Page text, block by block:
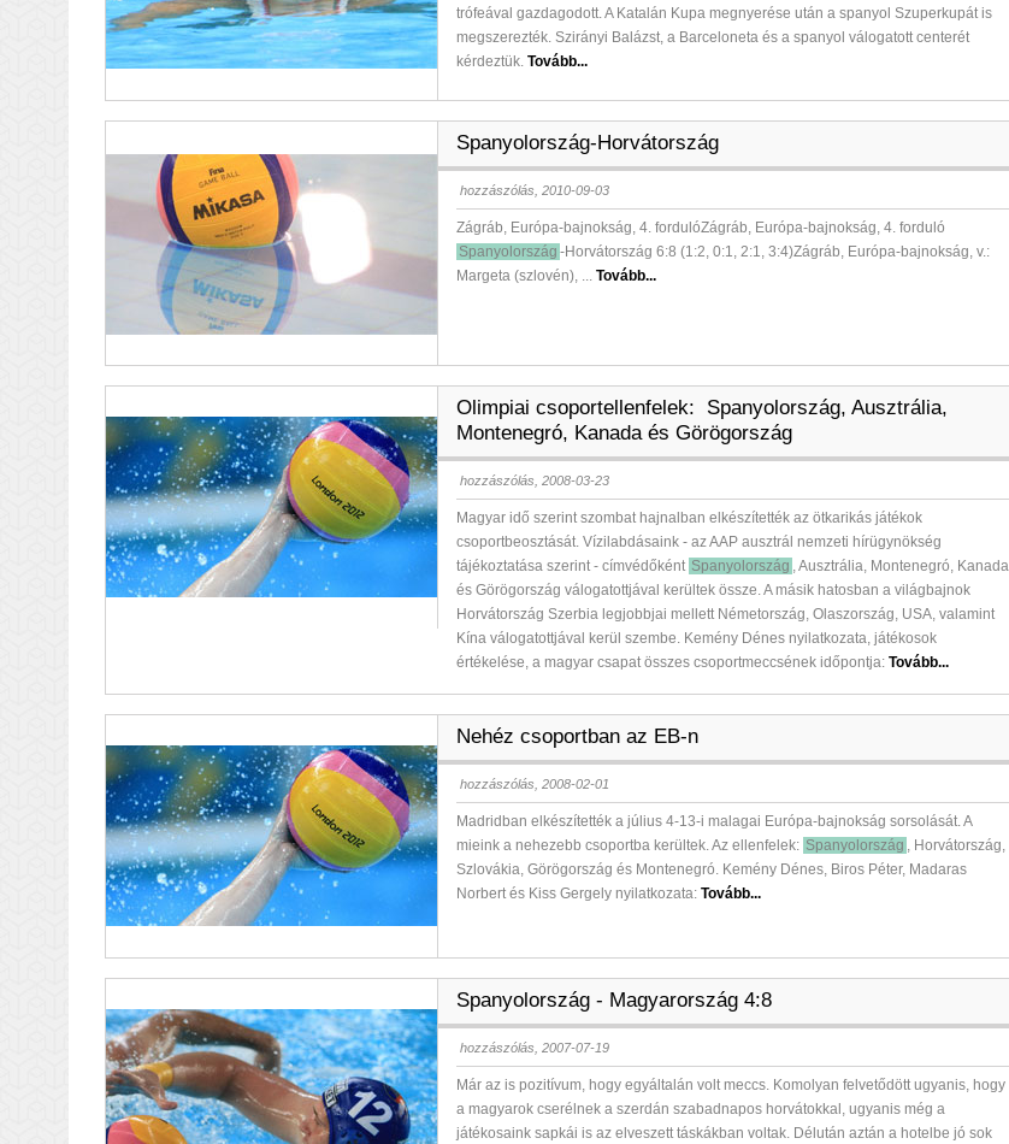
trófeával gazdagodott. A Katalán Kupa megnyerése után a spanyol Szuperkupát is
megszerezték. Szirányi Balázst, a Barceloneta és a spanyol válogatott centerét
kérdeztük.Tovább...
Spanyolország-Horvátország
hozzászólás, 2010-09-03
Zágráb, Európa-bajnokság, 4. fordulóZágráb, Európa-bajnokság, 4. forduló
Spanyolország -Horvátország 6:8 (1:2, 0:1, 2:1, 3:4)Zágráb, Európa-bajnokság, v.:
Margeta (szlovén), ...Tovább...
Olimpiai csoportellenfelek: Spanyolország, Ausztrália,
Montenegró, Kanada és Görögország
hozzászólás, 2008-03-23
Magyar idő szerint szombat hajnalban elkészítették az ötkarikás játékok
csoportbeosztását. Vízilabdásaink - az AAP ausztrál nemzeti hírügynökség
tájékoztatása szerint - címvédőként Spanyolország , Ausztrália, Montenegró, Kanada
és Görögország válogatottjával kerültek össze. A másik hatosban a világbajnok
Horvátország Szerbia legjobbjai mellett Németország, Olaszország, USA, valamint
Kína válogatottjával kerül szembe. Kemény Dénes nyilatkozata, játékosok
értékelése, a magyar csapat összes csoportmeccsének időpontja:Tovább...
Nehéz csoportban az EB-n
hozzászólás, 2008-02-01
Madridban elkészítették a július 4-13-i malagai Európa-bajnokság sorsolását. A
mieink a nehezebb csoportba kerültek. Az ellenfelek: Spanyolország
, Horvátország,
Szlovákia, Görögország és Montenegró. Kemény Dénes, Biros Péter, Madaras
Norbert és Kiss Gergely nyilatkozata:Tovább...
Spanyolország - Magyarország 4:8
hozzászólás, 2007-07-19
Már az is pozitívum, hogy egyáltalán volt meccs. Komolyan felvetődött ugyanis, hogy
a magyarok cserélnek a szerdán szabadnapos horvátokkal, ugyanis még a
játékosaink sapkái is az elveszett táskákban voltak. Délután aztán a hotelbe jó sok